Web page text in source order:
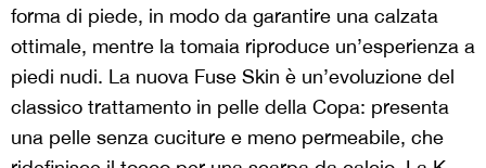
forma di piede, in modo da garantire una calzata
ottimale, mentre la tomaia riproduce un’esperienza a
piedi nudi. La nuova Fuse Skin è un’evoluzione del
classico trattamento in pelle della Copa: presenta
una pelle senza cuciture e meno permeabile, che